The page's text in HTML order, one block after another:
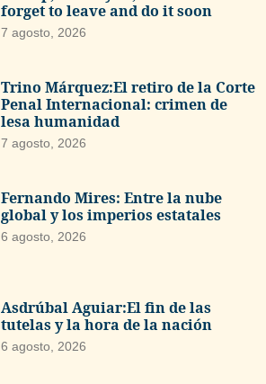
forget to leave and do it soon
7 agosto, 2026
Trino Márquez:El retiro de la Corte
Penal Internacional: crimen de
lesa humanidad
7 agosto, 2026
Fernando Mires: Entre la nube
global y los imperios estatales
6 agosto, 2026
Asdrúbal Aguiar:El fin de las
tutelas y la hora de la nación
6 agosto, 2026